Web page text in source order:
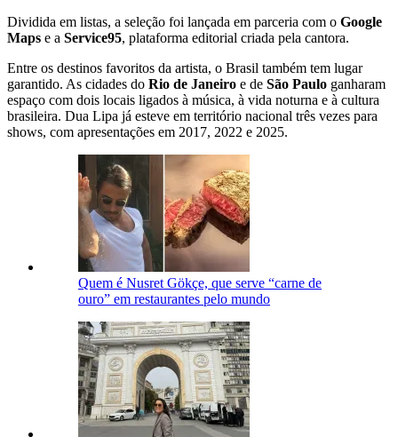
Dividida em listas, a seleção foi lançada em parceria com o Google
Maps e a Service95, plataforma editorial criada pela cantora.
Entre os destinos favoritos da artista, o Brasil também tem lugar
garantido. As cidades do Rio de Janeiro e de São Paulo ganharam
espaço com dois locais ligados à música, à vida noturna e à cultura
brasileira. Dua Lipa já esteve em território nacional três vezes para
shows, com apresentações em 2017, 2022 e 2025.
Quem é Nusret Gökçe, que serve “carne de
ouro” em restaurantes pelo mundo